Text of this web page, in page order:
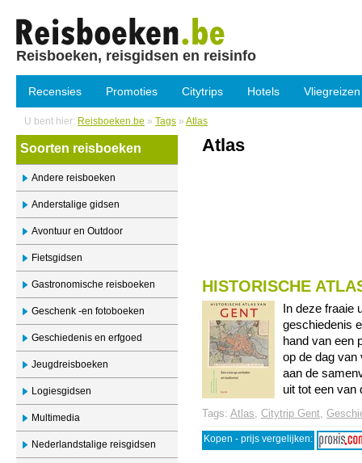
Reisboeken, reisgidsen en reisinfo
Recensies Promoties Citytrips Hotels Vliegreizen
U bent hier: Reisboeken.be » Tags » Atlas
Soorten reisboeken
Andere reisboeken
Anderstalige gidsen
Avontuur en Outdoor
Fietsgidsen
Gastronomische reisboeken
Geschenk -en fotoboeken
Geschiedenis en erfgoed
Jeugdreisboeken
Logiesgidsen
Multimedia
Nederlandstalige reisgidsen
Atlas
HISTORISCHE
In deze fraaie
geschiedenis
hand van een
op de dag van
aan de
uit tot een
Tags: Atlas, Citytrip Gent,
Kopen - prijs vergelijken: